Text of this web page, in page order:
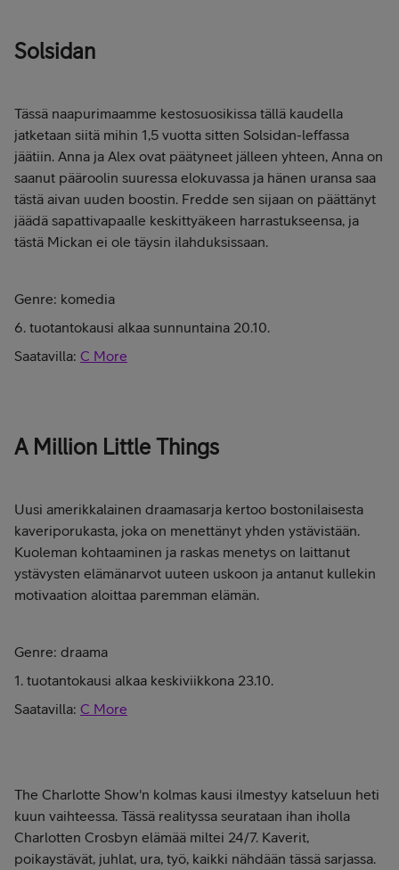
Solsidan
Tässä naapurimaamme kestosuosikissa tällä kaudella
jatketaan siitä mihin 1,5 vuotta sitten Solsidan-leffassa
jäätiin. Anna ja Alex ovat päätyneet jälleen yhteen, Anna on
saanut pääroolin suuressa elokuvassa ja hänen uransa saa
tästä aivan uuden boostin. Fredde sen sijaan on päättänyt
jäädä sapattivapaalle keskittyäkeen harrastukseensa, ja
tästä Mickan ei ole täysin ilahduksissaan.
Genre: komedia
6. tuotantokausi alkaa sunnuntaina 20.10.
Saatavilla: C More
A Million Little Things
Uusi amerikkalainen draamasarja kertoo bostonilaisesta
kaveriporukasta, joka on menettänyt yhden ystävistään.
Kuoleman kohtaaminen ja raskas menetys on laittanut
ystävysten elämänarvot uuteen uskoon ja antanut kullekin
motivaation aloittaa paremman elämän.
Genre: draama
1. tuotantokausi alkaa keskiviikkona 23.10.
Saatavilla: C More
The Charlotte Show'n kolmas kausi ilmestyy katseluun heti
kuun vaihteessa. Tässä realityssa seurataan ihan iholla
Charlotten Crosbyn elämää miltei 24/7. Kaverit,
poikaystävät, juhlat, ura, työ, kaikki nähdään tässä sarjassa.